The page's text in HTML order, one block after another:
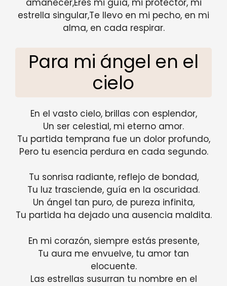
amanecer,Eres mi guía, mi protector, mi
estrella singular,Te llevo en mi pecho, en mi
alma, en cada respirar.
Para mi ángel en el
cielo
En el vasto cielo, brillas con esplendor,
Un ser celestial, mi eterno amor.
Tu partida temprana fue un dolor profundo,
Pero tu esencia perdura en cada segundo.
Tu sonrisa radiante, reflejo de bondad,
Tu luz trasciende, guía en la oscuridad.
Un ángel tan puro, de pureza infinita,
Tu partida ha dejado una ausencia maldita.
En mi corazón, siempre estás presente,
Tu aura me envuelve, tu amor tan
elocuente.
Las estrellas susurran tu nombre en el